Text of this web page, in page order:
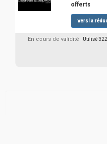
offerts
vers la
En cours de validité | Utilisé